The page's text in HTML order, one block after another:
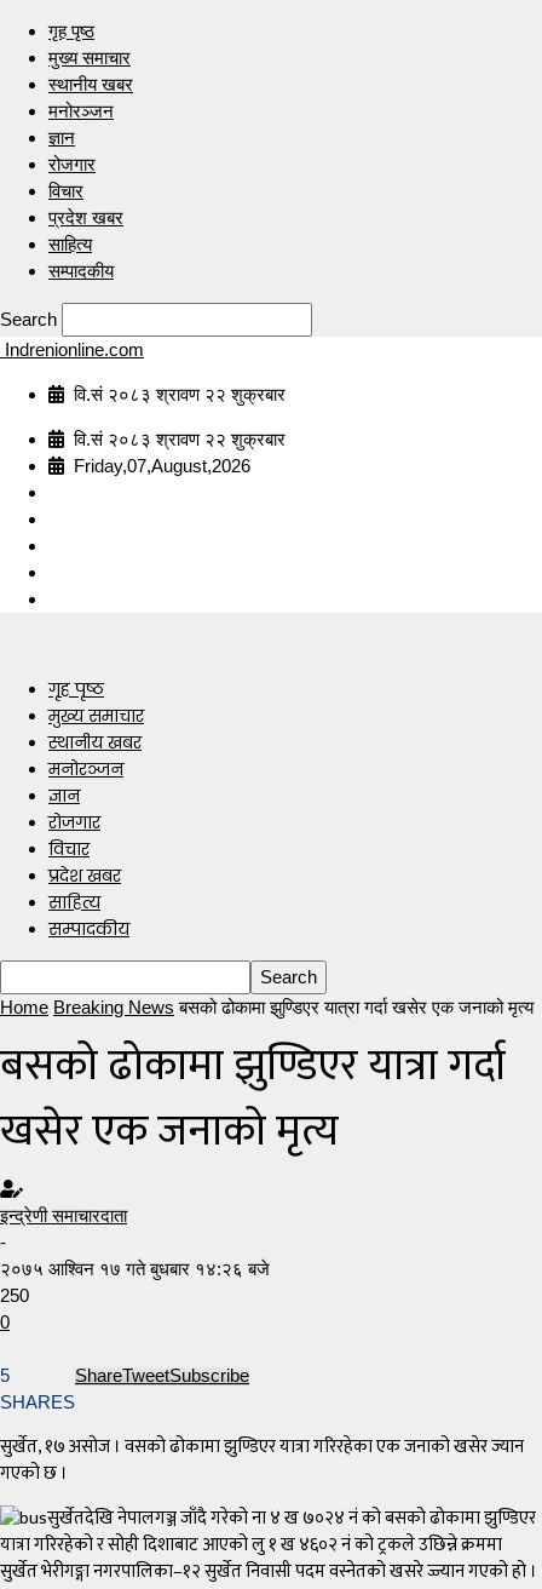
गृह पृष्ठ
मुख्य समाचार
स्थानीय खबर
मनोरञ्जन
ज्ञान
रोजगार
विचार
प्रदेश खबर
साहित्य
सम्पादकीय
Search
Indrenionline.com
वि.सं २०८३ श्रावण २२ शुक्रबार
वि.सं २०८३ श्रावण २२ शुक्रबार
Friday,07,August,2026
गृह पृष्ठ
मुख्य समाचार
स्थानीय खबर
मनोरञ्जन
ज्ञान
रोजगार
विचार
प्रदेश खबर
साहित्य
सम्पादकीय
Home Breaking News बसको ढोकामा झुण्डिएर यात्रा गर्दा खसेर एक जनाको मृत्य
बसको ढोकामा झुण्डिएर यात्रा गर्दा
खसेर एक जनाको मृत्य
इन्द्रेणी समाचारदाता
-
२०७५ आश्विन १७ गते बुधबार १४:२६ बजे
250
0
5
SHARES
ShareTweetSubscribe
सुर्खेत, १७ असोज । वसको ढोकामा झुण्डिएर यात्रा गरिरहेका एक जनाको खसेर ज्यान
गएको छ ।
सुर्खेतदेखि नेपालगञ्ज जाँदै गरेको ना ४ ख ७०२४ नं को बसको ढोकामा झुण्डिएर
यात्रा गरिरहेको र सोही दिशाबाट आएको लु १ ख ४६०२ नं को ट्रकले उछिन्ने क्रममा
सुर्खेत भेरीगङ्गा नगरपालिका–१२ सुर्खेत निवासी पदम वस्नेतको खसरे ज्ज्यान गएको हो ।